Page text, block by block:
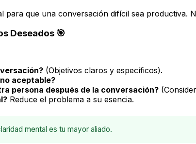
para que una conversación difícil sea productiva.
Deseados 🎯
(Objetivos claros y específicos).
aceptable?
persona después de la conversación?
Reduce el problema a su esencia.
mental es tu mayor aliado.